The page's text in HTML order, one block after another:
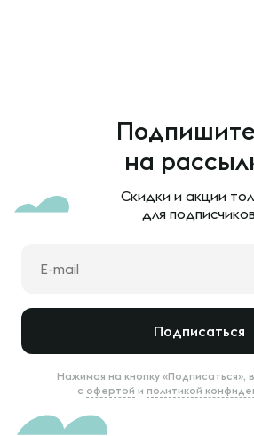
на
Скидки и акции
для подписчиков
Подписаться
Нажимая на кнопку «Подписаться»,
с офертой и политикой